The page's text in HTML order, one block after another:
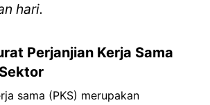
hari.
Perjanjian Kerja Sama
sama (PKS) merupakan